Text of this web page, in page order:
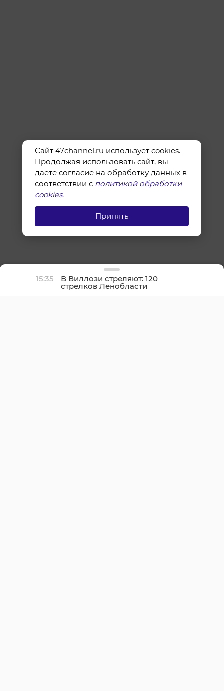
15:35 В Виллози стреляют: 120
стрелков Ленобласти
оспаривают звание
Сайт 47channel.ru использует cookies.
Продолжая использовать сайт, вы
даете согласие на обработку данных в
соответствии с политикой обработки
cookies.
Принять